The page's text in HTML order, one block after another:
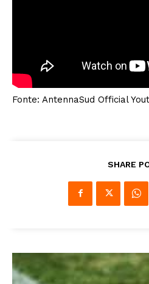
Fonte: AntennaSud Official
SHARE